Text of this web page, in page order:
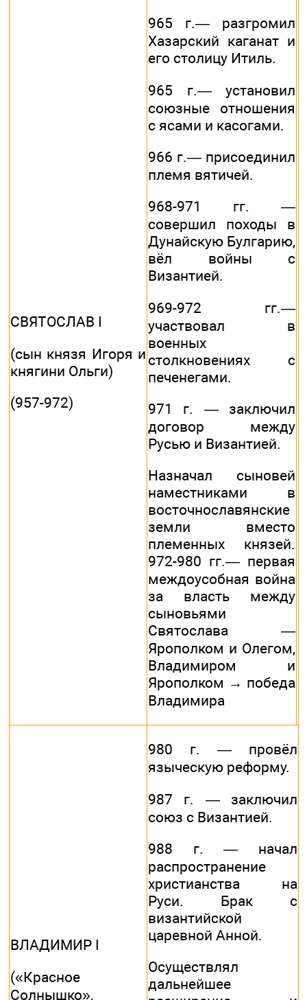
СВЯТОСЛАВ I
(сын князя Игоря и
княгини Ольги)
(957-972)
965 г.— разгромил
Хазарский каганат и
его столицу Итиль.
965 г.— установил
союзные отношения
с ясами и касогами.
966 г.— присоединил
племя вятичей.
968-971 гг. —
совершил походы в
Дунайскую Булгарию,
вёл войны с
Византией.
969-972 гг.—
участвовал в
военных
столкновениях с
печенегами.
971 г. — заключил
договор между
Русью и Византией.
Назначал сыновей
наместниками в
восточнославянские
земли вместо
племенных князей.
972-980 гг.— первая
междоусобная война
за власть между
сыновьями
Святослава —
Ярополком и Олегом,
Владимиром и
Ярополком → победа
Владимира
ВЛАДИМИР I
(«Красное
Солнышко»,
980 г. — провёл
языческую реформу.
987 г. — заключил
союз с Византией.
988 г. — начал
распространение
христианства на
Руси. Брак с
византийской
царевной Анной.
Осуществлял
дальнейшее